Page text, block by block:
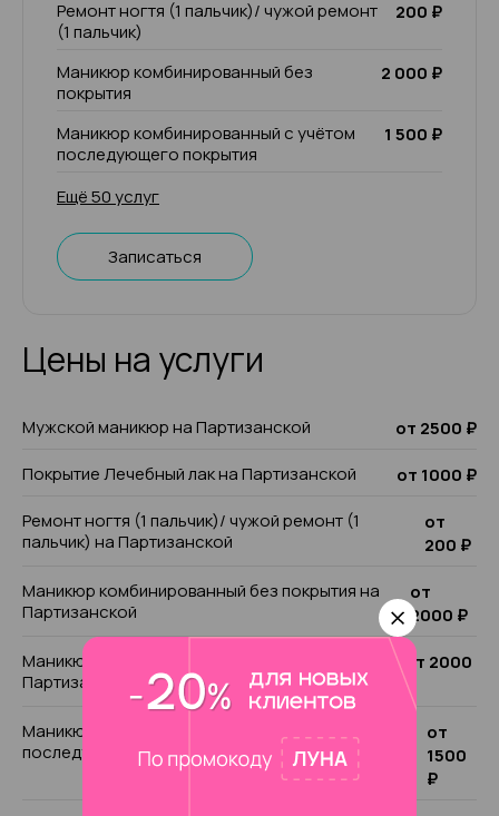
Ремонт ногтя (1 пальчик)/ чужой ремонт
(1 пальчик)
200 ₽
Маникюр комбинированный без
покрытия
2 000 ₽
Маникюр комбинированный с учётом
последующего покрытия
1 500 ₽
Ещё 50 услуг
Записаться
Цены на услуги
Мужской маникюр на Партизанской
от 2500 ₽
Покрытие Лечебный лак на Партизанской
от 1000 ₽
Ремонт ногтя (1 пальчик)/ чужой ремонт (1
пальчик) на Партизанской
от
200 ₽
Маникюр комбинированный без покрытия на
Партизанской
от
2000 ₽
Маникюр классический без покрытия на
Партизанской
от 2000
₽
Маникюр комбинированный с учётом
последующего покрытия на Партизанской
от
1500
₽